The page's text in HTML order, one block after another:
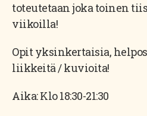
toteutetaan joka toinen
viikoilla!
Opit yksinkertaisia,
liikkeitä / kuvioita!
Aika: Klo 18:30-21:30